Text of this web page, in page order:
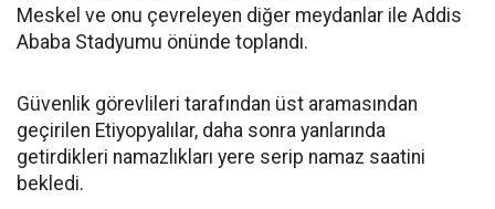
Meskel ve onu çevreleyen diğer meydanlar ile Addis
Ababa Stadyumu önünde toplandı.
Güvenlik görevlileri tarafından üst aramasından
geçirilen Etiyopyalılar, daha sonra yanlarında
getirdikleri namazlıkları yere serip namaz saatini
bekledi.